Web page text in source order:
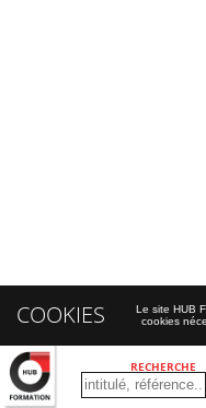
RECHERCHE
COOKIES
Le site HUB
cookies